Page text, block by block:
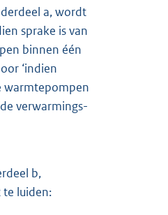
a, wordt
sprake is van
binnen één
‘indien
warmtepompen
verwarmings-
b,
te luiden: